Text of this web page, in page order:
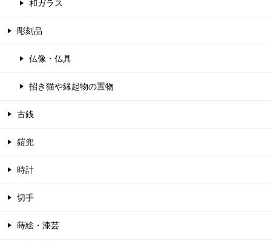
和ガラス
彫刻品
仏像・仏具
招き猫や縁起物の置物
古銭
鎧兜
時計
切手
蒔絵・漆芸